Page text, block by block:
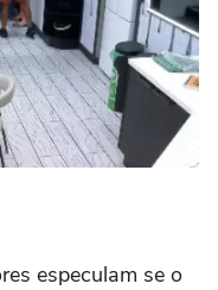
especulam se o